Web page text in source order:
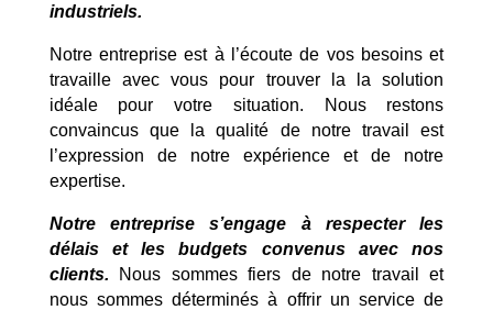
industriels.
Notre entreprise est à l’écoute de vos besoins et
travaille avec vous pour trouver la la solution
idéale pour votre situation. Nous restons
convaincus que la qualité de notre travail est
l’expression de notre expérience et de notre
expertise.
Notre entreprise s’engage à respecter les
délais et les budgets convenus avec nos
clients. Nous sommes fiers de notre travail et
nous sommes déterminés à offrir un service de